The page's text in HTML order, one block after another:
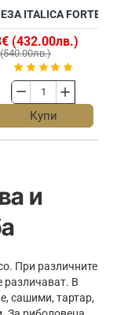
(432.00лв.)
Болонеза
ITALICA
Fortexa
FBT
Купи
и
При различните
различават. В
сашими, тартар,